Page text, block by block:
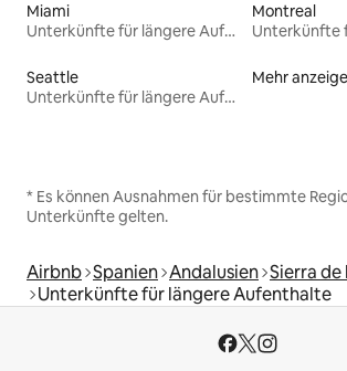
Miami
Unterkünfte für längere Aufenthalte
Montreal
Seattle
Unterkünfte für längere Aufenthalte
Mehr
* Es können Ausnahmen für bestimmte
Unterkünfte gelten.
Airbnb Spanien Andalusien Sierra de
Unterkünfte für längere Aufenthalte